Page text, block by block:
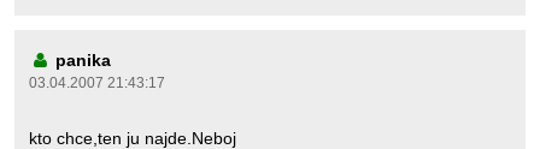
panika
03.04.2007 21:43:17
kto chce,ten ju najde.Neboj